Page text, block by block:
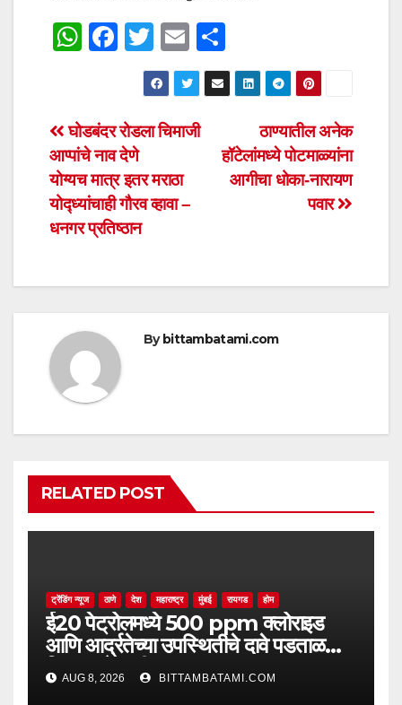
W
s
A
p
p
F
e
b
o
o
k
T
wi
tt
er
E
m
ail
h
ar
Post
navigation
ठाण्यातील अनेक
हॉटेलांमध्ये पोटमाळ्यांना
आगीचा धोका-नारायण
पवार
घोडबंदर रोडला चिमाजी
आप्पांचे नाव देणे
योग्यच मात्र इतर मराठा
योद्ध्यांचाही गौरव व्हावा –
धनगर प्रतिष्ठान
By bittambatami.com
RELATED POST
ट्रेंडिंग न्यूज ठाणे देश महाराष्ट्र मुंबई रायगड होम
ई20 पेट्रोलमध्ये 500 ppm क्लोराइड
आणि आर्द्रतेच्या उपस्थितीचे दावे पडताळणीत
सिद्ध झाले नाहीत
AUG 8, 2026 BITTAMBATAMI.COM